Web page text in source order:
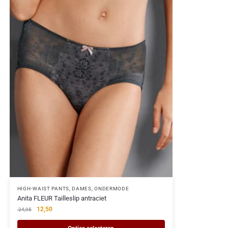
HIGH-WAIST PANTS ,DAMES ,ONDERMODE
Anita FLEUR Tailleslip antraciet
24,95 12,50